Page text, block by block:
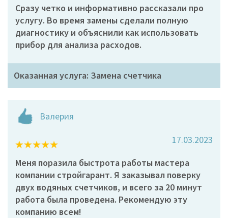
Сразу четко и информативно рассказали про
услугу. Во время замены сделали полную
диагностику и объяснили как использовать
прибор для анализа расходов.
Оказанная услуга: Замена счетчика
Валерия
17.03.2023
Меня поразила быстрота работы мастера
компании стройгарант. Я заказывал поверку
двух водяных счетчиков, и всего за 20 минут
работа была проведена. Рекомендую эту
компанию всем!